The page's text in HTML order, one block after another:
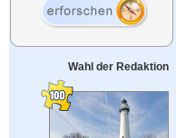
Wahl der Redaktion